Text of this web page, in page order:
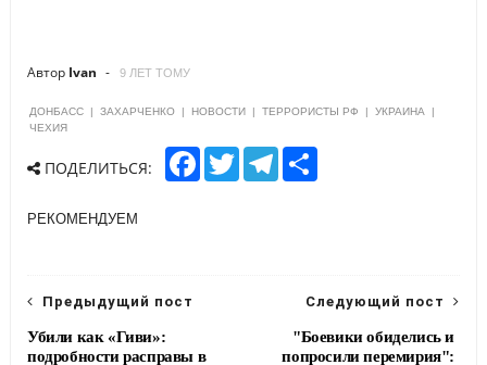
Автор Ivan 9 ЛЕТ ТОМУ
ДОНБАСС | ЗАХАРЧЕНКО | НОВОСТИ | ТЕРРОРИСТЫ РФ | УКРАИНА
|
ЧЕХИЯ
ПОДЕЛИТЬСЯ:
F
T
w
T
S
РЕКОМЕНДУЕМ
Следующий пост
"Боевики обиделись и
попросили перемирия":
Предыдущий пост
Убили как «Гиви»:
подробности расправы в